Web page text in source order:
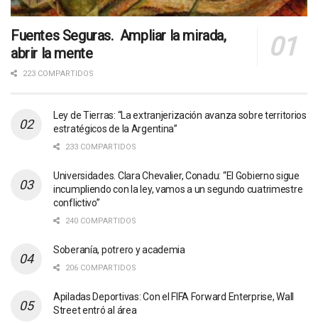
Fuentes Seguras. Ampliar la mirada,
abrir la mente
223 COMPARTIDOS
Ley de Tierras: “La extranjerización avanza sobre territorios
estratégicos de la Argentina”
233 COMPARTIDOS
Universidades. Clara Chevalier, Conadu: “El Gobierno sigue
incumpliendo con la ley, vamos a un segundo cuatrimestre
conflictivo”
240 COMPARTIDOS
Soberanía, potrero y academia
206 COMPARTIDOS
Apiladas Deportivas: Con el FIFA Forward Enterprise, Wall
Street entró al área